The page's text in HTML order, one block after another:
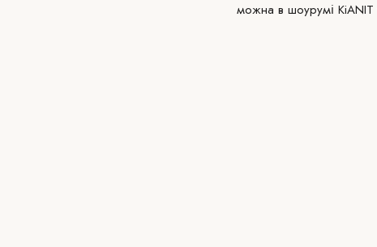
можна в шоурумі KiANIT